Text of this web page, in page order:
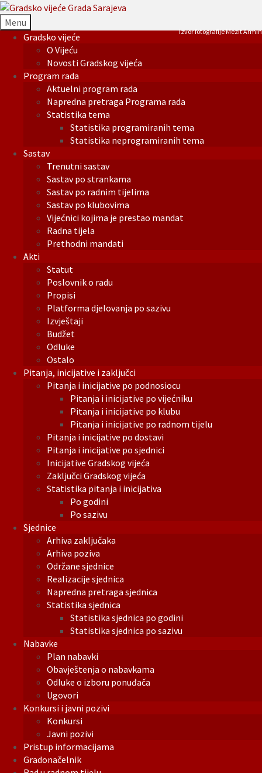
Menu
Gradsko vijeće
O Vijeću
Novosti Gradskog vijeća
Program rada
Aktuelni program rada
Napredna pretraga Programa rada
Statistika tema
Statistika programiranih tema
Statistika neprogramiranih tema
Sastav
Trenutni sastav
Sastav po strankama
Sastav po radnim tijelima
Sastav po klubovima
Vijećnici kojima je prestao mandat
Radna tijela
Prethodni mandati
Akti
Statut
Poslovnik o radu
Propisi
Platforma djelovanja po sazivu
Izvještaji
Budžet
Odluke
Ostalo
Pitanja, inicijative i zaključci
Pitanja i inicijative po podnosiocu
Pitanja i inicijative po vijećniku
Pitanja i inicijative po klubu
Pitanja i inicijative po radnom tijelu
Pitanja i inicijative po dostavi
Pitanja i inicijative po sjednici
Inicijative Gradskog vijeća
Zaključci Gradskog vijeća
Statistika pitanja i inicijativa
Po godini
Po sazivu
Sjednice
Arhiva zaključaka
Arhiva poziva
Održane sjednice
Realizacije sjednica
Napredna pretraga sjednica
Statistika sjednica
Statistika sjednica po godini
Statistika sjednica po sazivu
Nabavke
Plan nabavki
Obavještenja o nabavkama
Odluke o izboru ponuđača
Ugovori
Konkursi i javni pozivi
Konkursi
Javni pozivi
Pristup informacijama
Gradonačelnik
Izvor fotografije Mezit Armin